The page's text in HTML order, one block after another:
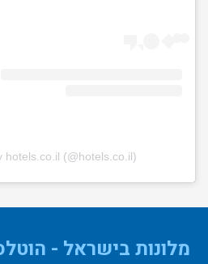
hotels.co.il (@hotels.co.il)
מלונות בישראל -